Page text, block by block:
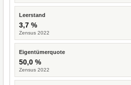
Leerstand
3,7 %
Zensus 2022
Eigentümerquote
50,0 %
Zensus 2022